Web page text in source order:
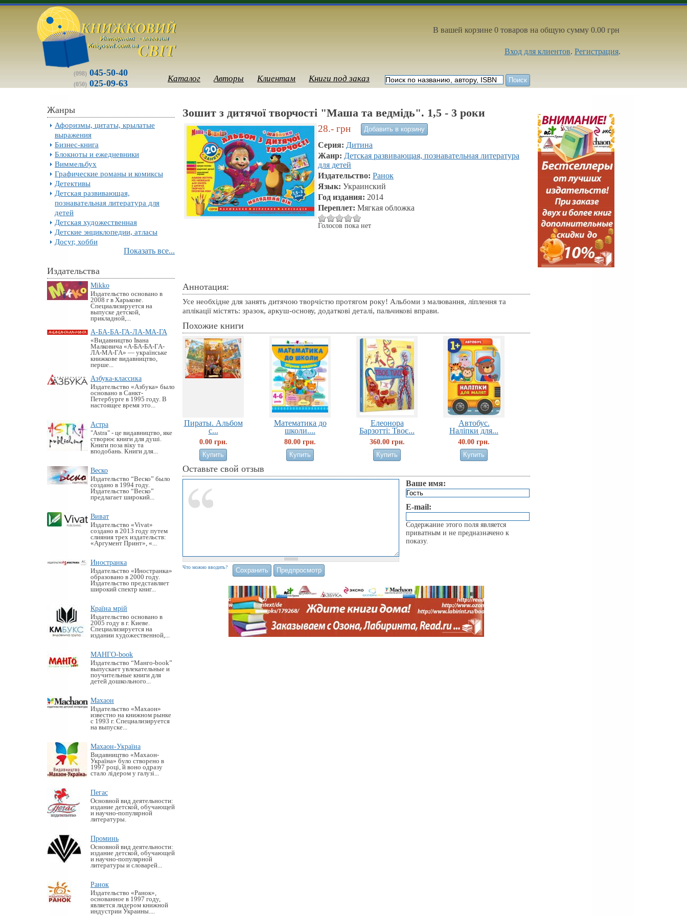
Вход для клиентов. Регистрация.
(098) 045-50-40
(050) 025-09-63
В вашей корзине 0 товаров на общую сумму 0.00 грн
Каталог Авторы Клиентам Книги под заказ
Жанры
Афоризмы, цитаты, крылатые
выражения
Бизнес-книга
Блокноты и ежедневники
Виммельбух
Графические романы и комиксы
Детективы
Детская развивающая,
познавательная литература для
детей
Детская художественная
Детские энциклопедии, атласы
Досуг, хобби
Показать все...
Издательства
Mikko
Издательство основано в
2008 г в Харькове.
Специализируется на
выпуске детской,
прикладной,...
А-БА-БА-ГА-ЛА-МА-ГА
«Видавництво Івана
Малковича «А-БА-БА-ГА-
ЛА-МА-ГА» — українське
книжкове видавництво,
перше...
Азбука-классика
Издательство «Азбука» было
основано в Санкт-
Петербурге в 1995 году. В
настоящее время это...
Астра
"Astra" - це видавництво, яке
створює книги для душі.
Книги поза віку та
вподобань. Книги для...
Веско
Издательство “Веско” было
создано в 1994 году.
Издательство “Веско”
предлагает широкий...
Виват
Издательство «Vivat»
создано в 2013 году путем
слияния трех издательств:
«Аргумент Принт», «...
Иностранка
Издательство «Иностранка»
образовано в 2000 году.
Издательство представляет
широкий спектр книг...
Країна мрій
Издательство основано в
2005 году в г. Киеве.
Специализируется на
издании художественной,...
МАНГО-book
Издательство “Манго-book”
выпускает увлекательные и
поучительные книги для
детей дошкольного...
Махаон
Издательство «Махаон»
известно на книжном рынке
с 1993 г. Специализируется
на выпуске...
Махаон-Україна
Видавництво «Махаон-
Україна» було створено в
1997 році, й воно одразу
стало лідером у галузі...
Пегас
Основной вид деятельности:
издание детской, обучающей
и научно-популярной
литературы.
Проминь
Основной вид деятельности:
издание детской, обучающей
и научно-популярной
литературы и словарей...
Ранок
Издательство «Ранок»,
основанное в 1997 году,
является лидером книжной
индустрии Украины....
Зошит з дитячої творчості "Маша та ведмідь". 1,5 - 3 роки
28.- грн
Серия: Дитина
Жанр: Детская развивающая, познавательная литература
для детей
Издательство: Ранок
Язык: Украинский
Год издания: 2014
Переплет: Мягкая обложка
Голосов пока нет
Аннотация:
Усе необхідне для занять дитячою творчістю протягом року! Альбоми з малювання, ліплення та
аплікації містять: зразок, аркуш-основу, додаткові деталі, пальчикові вправи.
Похожие книги
Пираты. Альбом
с...
0.00 грн.
Математика до
школи....
80.00 грн.
Елеонора
Барзотті: Твоє...
360.00 грн.
Автобус.
Наліпки для...
40.00 грн.
Оставьте свой отзыв
Ваше имя:
E-mail:
Содержание этого поля является
приватным и не предназначено к
показу.
Что можно вводить?